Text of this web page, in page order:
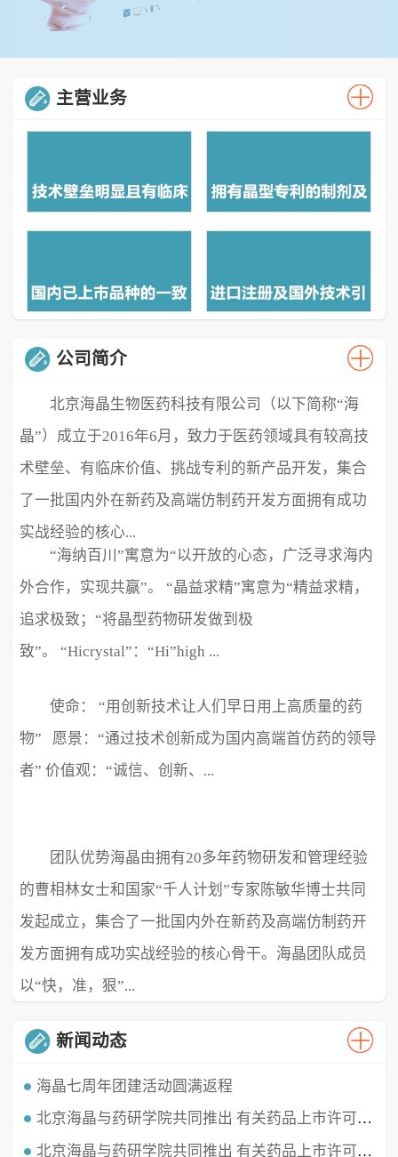
主营业务
公司简介
北京海晶生物医药科技有限公司（以下简称“海
晶”）成立于2016年6月，致力于医药领域具有较高技
术壁垒、有临床价值、挑战专利的新产品开发，集合
了一批国内外在新药及高端仿制药开发方面拥有成功
实战经验的核心...
“海纳百川”寓意为“以开放的心态，广泛寻求海内
外合作，实现共赢”。 “晶益求精”寓意为“精益求精，
追求极致；“将晶型药物研发做到极
致”。 “Hicrystal”：“Hi”high ...
使命： “用创新技术让人们早日用上高质量的药
物” 愿景：“通过技术创新成为国内高端首仿药的领导
者” 价值观：“诚信、创新、...
极致、超越” ...
团队优势海晶由拥有20多年药物研发和管理经验
的曹相林女士和国家“千人计划”专家陈敏华博士共同
发起成立，集合了一批国内外在新药及高端仿制药开
发方面拥有成功实战经验的核心骨干。海晶团队成员
以“快，准，狠”...
新闻动态
海晶七周年团建活动圆满返程
时光穿梭，白驹过隙，海晶已经七周岁啦！这七年我们携手同行，履践致远，砥砺深耕。值此海晶周年庆典之北京海晶与药研学院共同推出 有关药品上市许可持有人（MAH）的直播课程
北京海晶生物医药科技有限公司董事长兼总经理曹相林女士再次受邀做客药研学院直播间，对药品上市许可持有
北京海晶与药研学院共同推出 有关药品上市许可持有人（MAH）的直播课程